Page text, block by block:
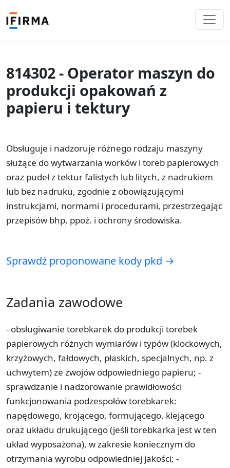
814302 - Operator maszyn do
produkcji opakowań z
papieru i tektury
Obsługuje i nadzoruje różnego rodzaju maszyny
służące do wytwarzania worków i toreb papierowych
oraz pudeł z tektur falistych lub litych, z nadrukiem
lub bez nadruku, zgodnie z obowiązującymi
instrukcjami, normami i procedurami, przestrzegając
przepisów bhp, ppoż. i ochrony środowiska.
Sprawdź proponowane kody pkd →
Zadania zawodowe
- obsługiwanie torebkarek do produkcji torebek
papierowych różnych wymiarów i typów (klockowych,
krzyżowych, fałdowych, płaskich, specjalnych, np. z
uchwytem) ze zwojów odpowiedniego papieru; -
sprawdzanie i nadzorowanie prawidłowości
funkcjonowania podzespołów torebkarek:
napędowego, krojącego, formującego, klejącego
oraz układu drukującego (jeśli torebkarka jest w ten
układ wyposażona), w zakresie koniecznym do
otrzymania wyrobu odpowiedniej jakości; -